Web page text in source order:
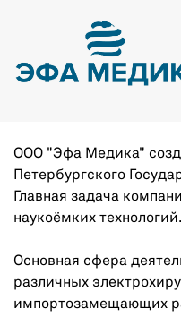
ООО "Эфа Медика"
Петербургского
Главная задача
наукоёмких технологий.
Основная сфера
различных
импортозамещающих